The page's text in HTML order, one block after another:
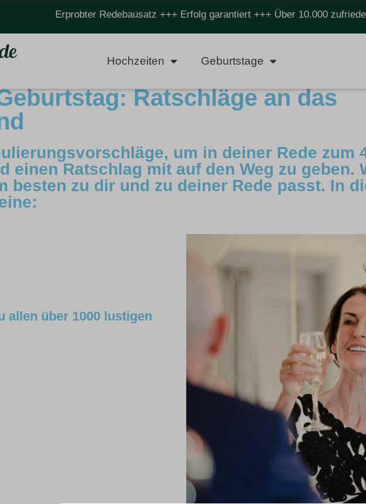
Erprobter Redebausatz +++ Erfolg garantiert +++ Über 10.000
Hochzeiten Geburtstage
Ratschläge an das
um in deiner Rede zum
einen Ratschlag mit auf den Weg zu geben.
besten zu dir und zu deiner Rede passt. In
allen über 1000 lustigen